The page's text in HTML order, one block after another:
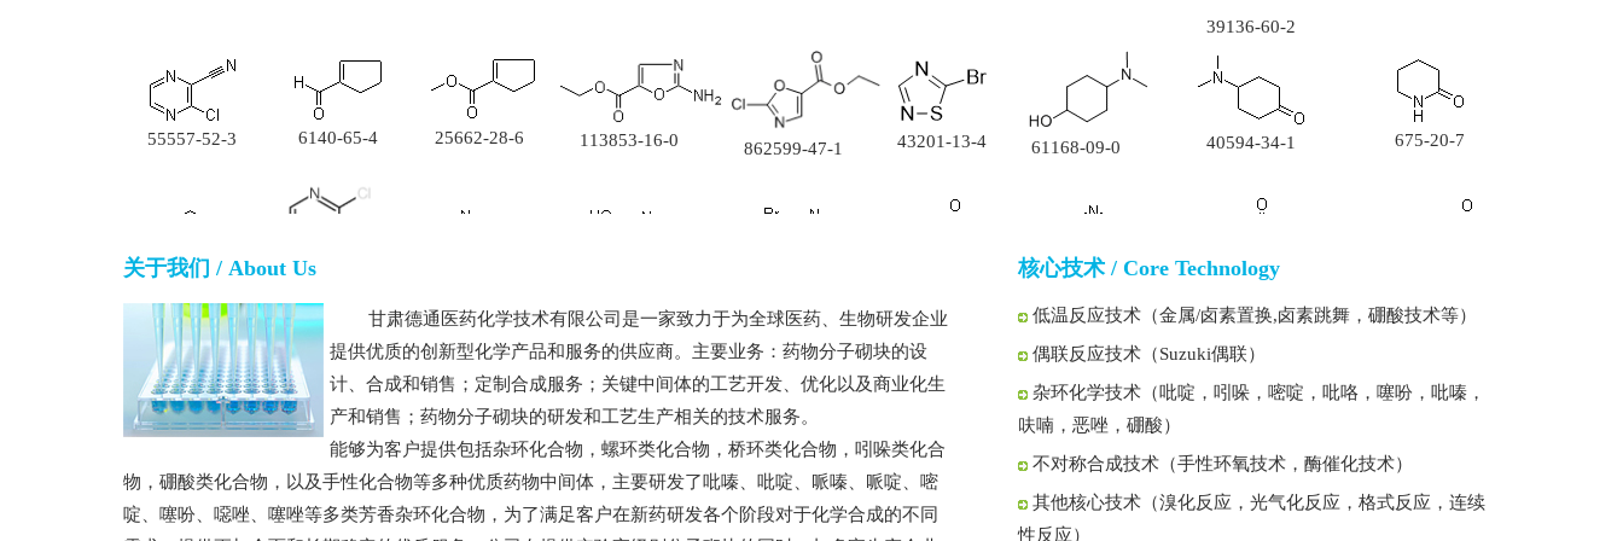
39136-60-2
55557-52-3 6140-65-4 25662-28-6 113853-16-0 862599-47-1 43201-13-4 61168-09-0 40594-34-1 675-20-7
84477-72-5
867165-53-5
6863-74-7 27825-21-4
937669-80-2
22680-44-0
51171-02-9 25513-92-2 41110-29-6
21461-84-7
关于我们 / About Us
甘肃德通医药化学技术有限公司是一家致力于为全球医药、生物研发企业
提供优质的创新型化学产品和服务的供应商。主要业务：药物分子砌块的设
计、合成和销售；定制合成服务；关键中间体的工艺开发、优化以及商业化生
产和销售；药物分子砌块的研发和工艺生产相关的技术服务。
能够为客户提供包括杂环化合物，螺环类化合物，桥环类化合物，吲哚类化合
物，硼酸类化合物，以及手性化合物等多种优质药物中间体，主要研发了吡嗪、吡啶、哌嗪、哌啶、嘧
啶、噻吩、噁唑、噻唑等多类芳香杂环化合物，为了满足客户在新药研发各个阶段对于化学合成的不同
核心技术 / Core Technology
低温反应技术（金属/卤素置换,卤素跳舞，硼酸技术等）
偶联反应技术（Suzuki偶联）
杂环化学技术（吡啶，吲哚，嘧啶，吡咯，噻吩，吡嗪，
呋喃，恶唑，硼酸）
不对称合成技术（手性环氧技术，酶催化技术）
其他核心技术（溴化反应，光气化反应，格式反应，连续
性反应）